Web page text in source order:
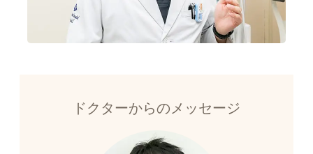
ドクターからのメッセージ